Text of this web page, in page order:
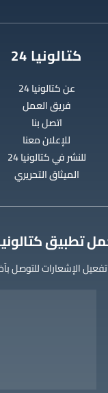
كتالونيا 24
عن كتالونيا 24
فريق العمل
اتصل بنا
للإعلان معنا
للنشر في كتالونيا 24
الميثاق التحريري
تطبيق كتالونيا
الإشعارات للتوصل